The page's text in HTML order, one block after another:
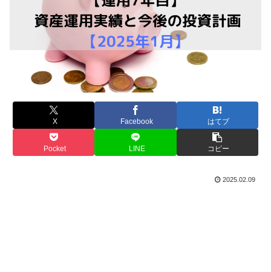
X Facebook はてブ
Pocket LINE コピー
2025.02.09